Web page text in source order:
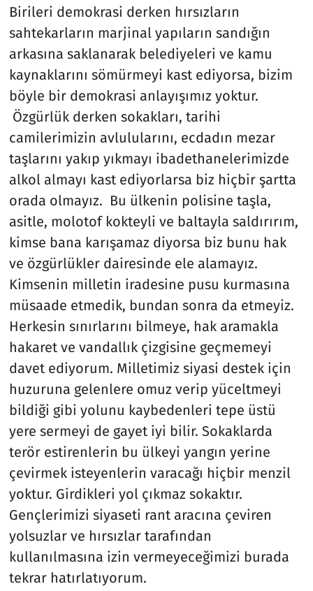
Birileri demokrasi derken hırsızların
sahtekarların marjinal yapıların sandığın
arkasına saklanarak belediyeleri ve kamu
kaynaklarını sömürmeyi kast ediyorsa, bizim
böyle bir demokrasi anlayışımız yoktur.
Özgürlük derken sokakları, tarihi
camilerimizin avlulularını, ecdadın mezar
taşlarını yakıp yıkmayı ibadethanelerimizde
alkol almayı kast ediyorlarsa biz hiçbir şartta
orada olmayız. Bu ülkenin polisine taşla,
asitle, molotof kokteyli ve baltayla saldırırım,
kimse bana karışamaz diyorsa biz bunu hak
ve özgürlükler dairesinde ele alamayız.
Kimsenin milletin iradesine pusu kurmasına
müsaade etmedik, bundan sonra da etmeyiz.
Herkesin sınırlarını bilmeye, hak aramakla
hakaret ve vandallık çizgisine geçmemeyi
davet ediyorum. Milletimiz siyasi destek için
huzuruna gelenlere omuz verip yüceltmeyi
bildiği gibi yolunu kaybedenleri tepe üstü
yere sermeyi de gayet iyi bilir. Sokaklarda
terör estirenlerin bu ülkeyi yangın yerine
çevirmek isteyenlerin varacağı hiçbir menzil
yoktur. Girdikleri yol çıkmaz sokaktır.
Gençlerimizi siyaseti rant aracına çeviren
yolsuzlar ve hırsızlar tarafından
kullanılmasına izin vermeyeceğimizi burada
tekrar hatırlatıyorum.